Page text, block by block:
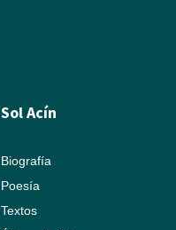
Sol Acín
Biografía
Poesía
Textos